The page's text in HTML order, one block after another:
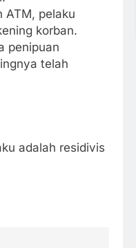
ATM, pelaku
korban.
penipuan
telah
adalah residivis